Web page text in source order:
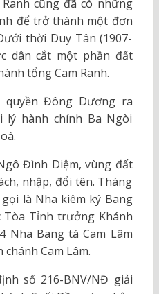
cũng đã có những
để trở thành một đơn
thời Duy Tân (1907-
dân cắt một phần đất
tổng Cam Ranh.
quyền Đông Dương ra
hành chính Ba Ngòi
Đình Diệm, vùng đất
nhập, đổi tên. Tháng
là Nha kiêm ký Bang
Tòa Tỉnh trưởng Khánh
Nha Bang tá Cam Lâm
Cam Lâm.
số 216-BNV/NĐ giải